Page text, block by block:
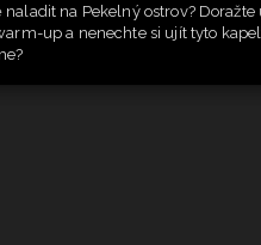
naladit na Pekelný ostrov? Doražte
up a nenechte si ujít tyto